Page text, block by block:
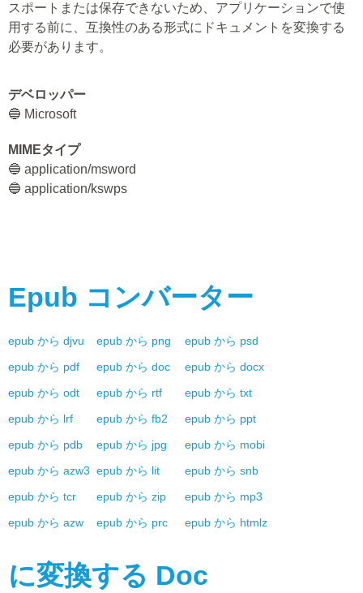
スポートまたは保存できないため、アプリケーションで使
用する前に、互換性のある形式にドキュメントを変換する
必要があります。
デベロッパー
🔵 Microsoft
MIMEタイプ
🔵 application/msword
🔵 application/kswps
Epub コンバーター
epub から djvu epub から png epub から psd
epub から pdf epub から doc epub から docx
epub から odt epub から rtf epub から txt
epub から lrf epub から fb2 epub から ppt
epub から pdb epub から jpg epub から mobi
epub から azw3 epub から lit epub から snb
epub から tcr epub から zip epub から mp3
epub から azw epub から prc epub から htmlz
に変換する Doc